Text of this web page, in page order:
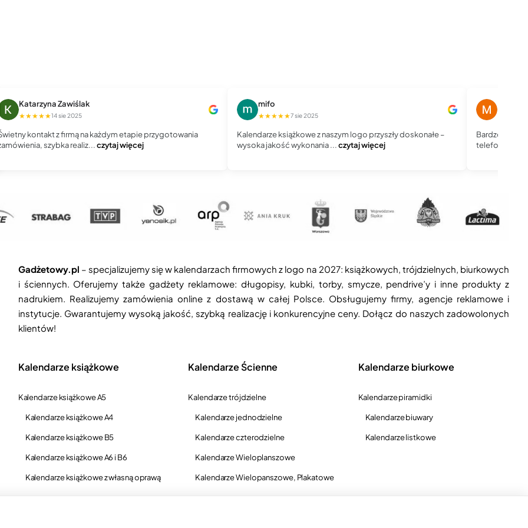
Katarzyna Zawiślak
★★★★★14 sie 2025
Świetny kontakt z firmą na każdym etapie przygotowania
zamówienia, szybka realiz...czytaj więcej
mifo
★★★★★7 sie 2025
Kalendarze książkowe z naszym logo przyszły doskonałe –
wysoka jakość wykonania ...czytaj więcej
Bardzo dobry
telefoniczny,
Gadżetowy.pl – specjalizujemy się w kalendarzach firmowych z logo na 2027: książkowych, trójdzielnych, biurkowych
i ściennych. Oferujemy także gadżety reklamowe: długopisy, kubki, torby, smycze, pendrive’y i inne produkty z
nadrukiem. Realizujemy zamówienia online z dostawą w całej Polsce. Obsługujemy firmy, agencje reklamowe i
instytucje. Gwarantujemy wysoką jakość, szybką realizację i konkurencyjne ceny. Dołącz do naszych zadowolonych
klientów!
Kalendarze książkowe
Kalendarze książkowe A5
Kalendarze książkowe A4
Kalendarze książkowe B5
Kalendarze książkowe A6 i B6
Kalendarze książkowe z własną oprawą
Kalendarze Ścienne
Kalendarze trójdzielne
Kalendarze jednodzielne
Kalendarze czterodzielne
Kalendarze Wieloplanszowe
Kalendarze Wielopanszowe, Plakatowe
Kalendarze biurkowe
Kalendarze piramidki
Kalendarze biuwary
Kalendarze listkowe